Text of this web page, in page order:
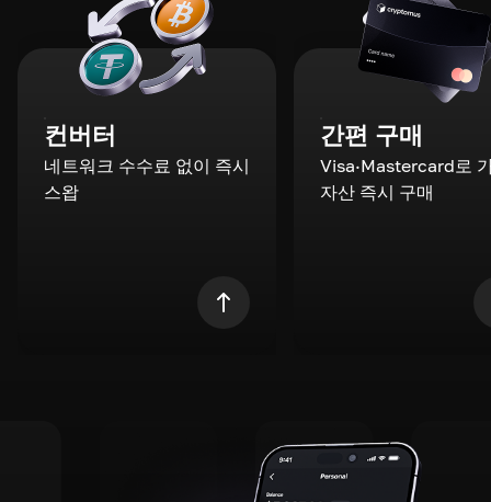
컨버터
네트워크 수수료 없이 즉시
스왑
간편 구매
Visa·Mastercard로
자산 즉시 구매